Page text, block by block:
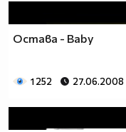
Остава - Baby
1 252 27.06.2008